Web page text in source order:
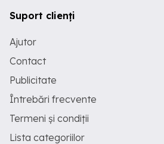
Suport clienți
Ajutor
Contact
Publicitate
Întrebări frecvente
Termeni și condiții
Lista categoriilor